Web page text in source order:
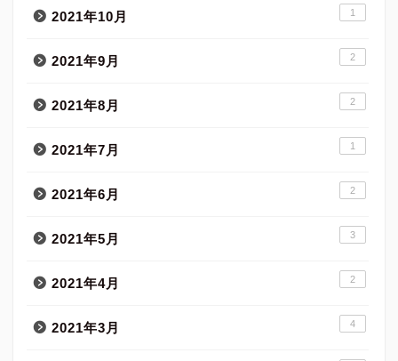
2021年10月 1
2021年9月 2
2021年8月 2
2021年7月 1
2021年6月 2
2021年5月 3
2021年4月 2
2021年3月 4